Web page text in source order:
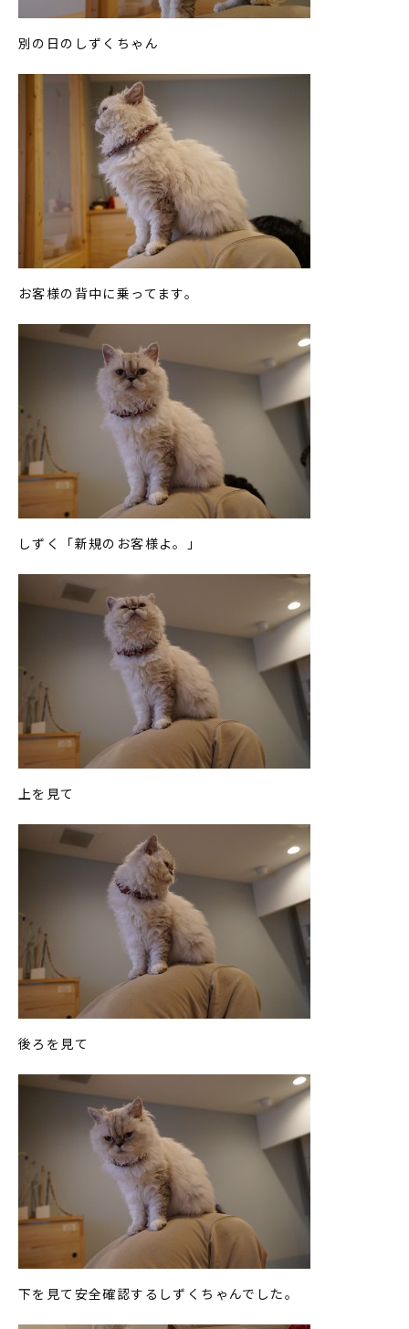
別の日のしずくちゃん
お客様の背中に乗ってます。
しずく「新規のお客様よ。」
上を見て
後ろを見て
下を見て安全確認するしずくちゃんでした。